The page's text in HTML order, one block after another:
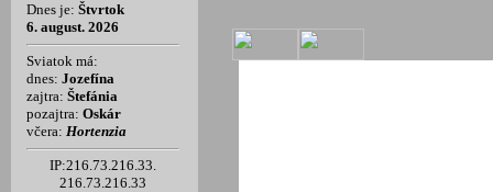
Dnes je: Štvrtok
6. august. 2026
Sviatok má:
dnes: Jozefína
zajtra: Štefánia
pozajtra: Oskár
včera: Hortenzia
IP:216.73.216.33.
216.73.216.33